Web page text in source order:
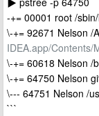
-+= 00001 root /
\-+= 92671 Nelson /
IDEA.app/Contents/
\-+= 60618 Nelson /
\-+= 64750 Nelson
\--- 64751 Nelson /
```